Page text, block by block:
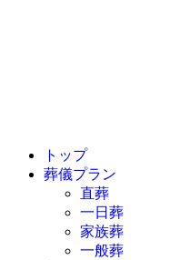
トップ
葬儀プラン
直葬
一日葬
家族葬
一般葬